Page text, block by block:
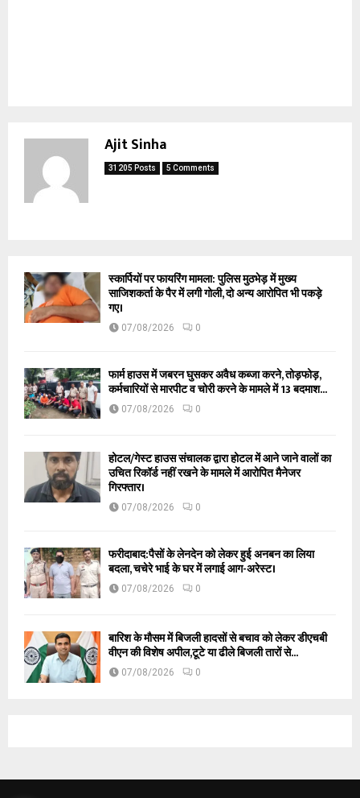
Ajit Sinha
31205 Posts 5 Comments
स्कार्पियों पर फायरिंग मामला: पुलिस मुठभेड़ में मुख्य
साजिशकर्ता के पैर में लगी गोली, दो अन्य आरोपित भी पकड़े
गए।
07/08/2026 0
फार्म हाउस में जबरन घुसकर अवैध कब्जा करने, तोड़फोड़,
कर्मचारियों से मारपीट व चोरी करने के मामले में 13 बदमाश...
07/08/2026 0
होटल/गेस्ट हाउस संचालक द्वारा होटल में आने जाने वालों का
उचित रिकॉर्ड नहीं रखने के मामले में आरोपित मैनेजर
गिरफ्तार।
07/08/2026 0
फरीदाबाद:पैसों के लेनदेन को लेकर हुई अनबन का लिया
बदला, चचेरे भाई के घर में लगाई आग-अरेस्ट।
07/08/2026 0
बारिश के मौसम में बिजली हादसों से बचाव को लेकर डीएचबी
वीएन की विशेष अपील,टूटे या ढीले बिजली तारों से...
07/08/2026 0